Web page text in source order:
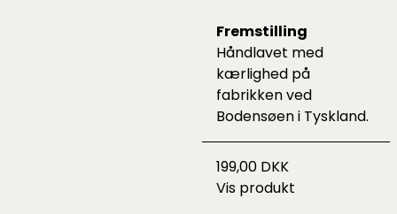
Fremstilling
Håndlavet med
kærlighed på
fabrikken ved
Bodensøen i Tyskland.
199,00 DKK
Vis produkt